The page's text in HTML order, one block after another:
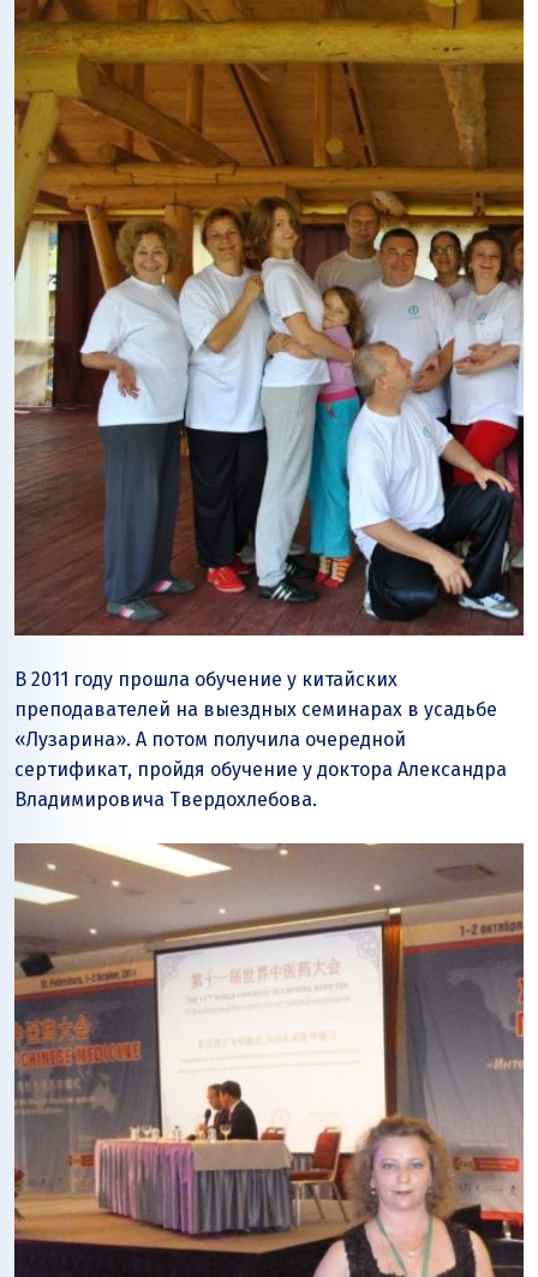
В 2011 году прошла обучение у китайских
преподавателей на выездных семинарах в усадьбе
«Лузарина». А потом получила очередной
сертификат, пройдя обучение у доктора Александра
Владимировича Твердохлебова.